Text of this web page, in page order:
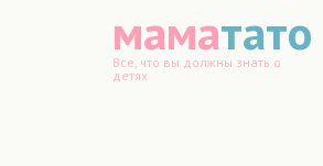
маматато
Все, что вы должны знать о
детях